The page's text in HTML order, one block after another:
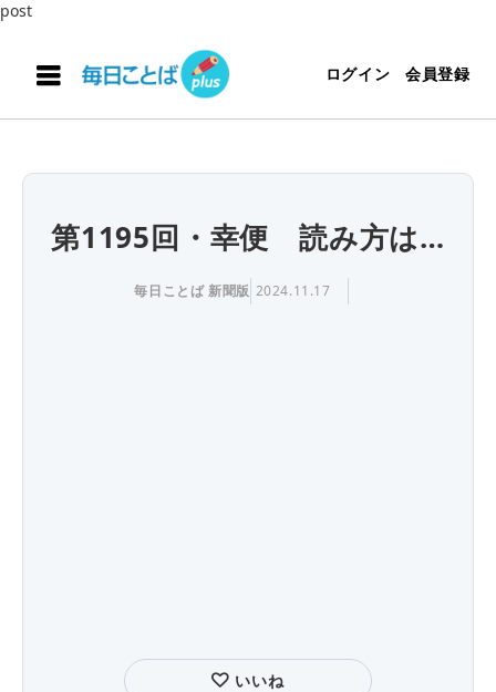
post
ログイン 会員登録
第1195回・幸便 読み方は…
毎日ことば 新聞版 2024.11.17
いいね